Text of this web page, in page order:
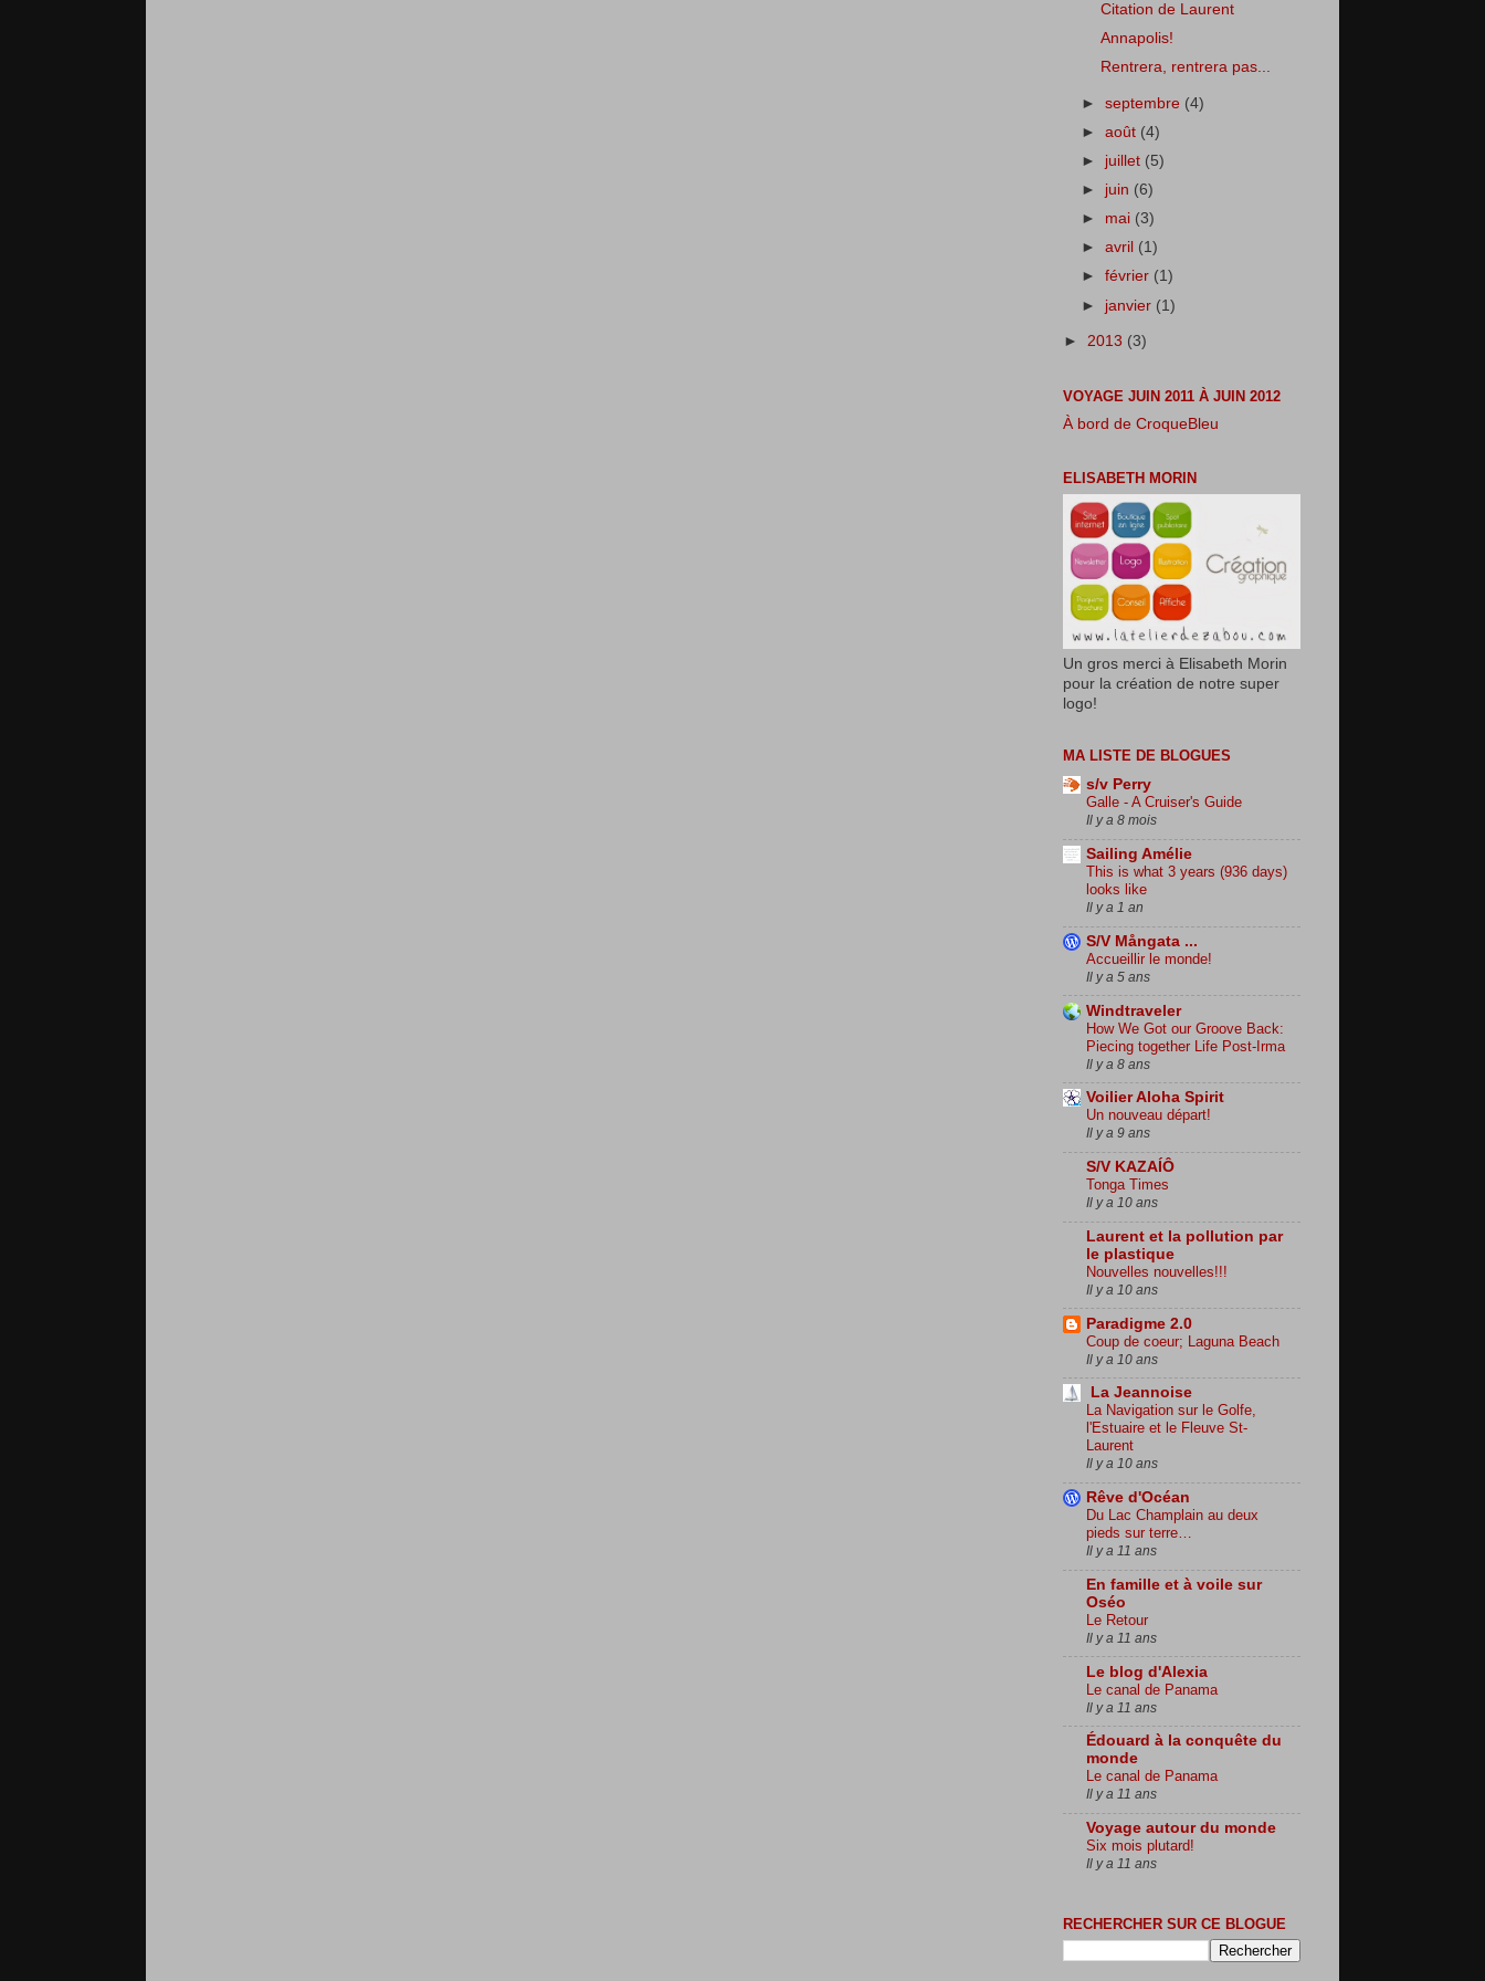
Citation de Laurent
Annapolis!
Rentrera, rentrera pas...
►septembre (4)
►août (4)
► juillet (5)
► juin (6)
► mai (3)
►avril (1)
►février (1)
► janvier (1)
► 2013 (3)
VOYAGE JUIN 2011 À JUIN 2012
À bord de CroqueBleu
ELISABETH MORIN
Un gros merci à Elisabeth Morin
pour la création de notre super
logo!
MA LISTE DE BLOGUES
s/v Perry
Galle - A Cruiser's Guide
Il y a 8 mois
Sailing Amélie
This is what 3 years (936 days)
looks like
Il y a 1 an
S/V Mångata ...
Accueillir le monde!
Il y a 5 ans
Windtraveler
How We Got our Groove Back:
Piecing together Life Post-Irma
Il y a 8 ans
Voilier Aloha Spirit
Un nouveau départ!
Il y a 9 ans
S/V KAZAÍÔ
Tonga Times
Il y a 10 ans
Laurent et la pollution par
le plastique
Nouvelles nouvelles!!!
Il y a 10 ans
Paradigme 2.0
Coup de coeur; Laguna Beach
Il y a 10 ans
La Jeannoise
La Navigation sur le Golfe,
l'Estuaire et le Fleuve St-
Laurent
Il y a 10 ans
Rêve d'Océan
Du Lac Champlain au deux
pieds sur terre…
Il y a 11 ans
En famille et à voile sur
Oséo
Le Retour
Il y a 11 ans
Le blog d'Alexia
Le canal de Panama
Il y a 11 ans
Édouard à la conquête du
monde
Le canal de Panama
Il y a 11 ans
Voyage autour du monde
Six mois plutard!
Il y a 11 ans
RECHERCHER SUR CE BLOGUE